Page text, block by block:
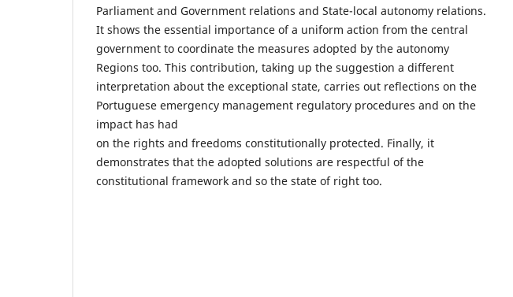
Parliament and Government relations and State-local autonomy relations.
It shows the essential importance of a uniform action from the central
government to coordinate the measures adopted by the autonomy
Regions too. This contribution, taking up the suggestion a different
interpretation about the exceptional state, carries out reflections on the
Portuguese emergency management regulatory procedures and on the
impact has had
on the rights and freedoms constitutionally protected. Finally, it
demonstrates that the adopted solutions are respectful of the
constitutional framework and so the state of right too.